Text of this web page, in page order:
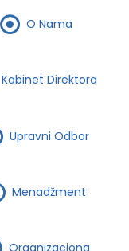
O Nama
Kabinet Direktora
Upravni Odbor
Menadžment
Organizaciona